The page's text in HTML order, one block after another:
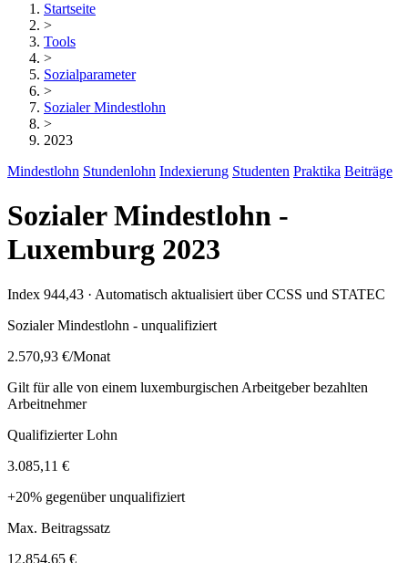
Startseite
>
Tools
>
Sozialparameter
>
Sozialer Mindestlohn
>
2023
Mindestlohn Stundenlohn Indexierung Studenten Praktika Beiträge
Sozialer Mindestlohn -
Luxemburg 2023
Index 944,43 · Automatisch aktualisiert über CCSS und STATEC
Sozialer Mindestlohn - unqualifiziert
2.570,93 €/Monat
Gilt für alle von einem luxemburgischen Arbeitgeber bezahlten
Arbeitnehmer
Qualifizierter Lohn
3.085,11 €
+20% gegenüber unqualifiziert
Max. Beitragssatz
12.854,65 €